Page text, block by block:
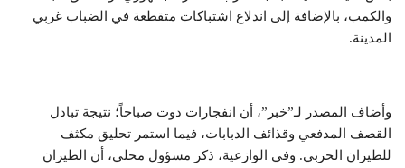
والكمب، بالإضافة إلى اندلاع اشتباكات متقطعة في الضباب غربي
المدينة.
وأضاف المصدر لـ”خبر”، أن انفجارات دوت صباحاً؛ نتيجة تبادل
القصف المدفعي وقذائف الدبابات، فيما استمر تحليق مكثف
للطيران الحربي. وفي الوازعية، ذكر مسؤول محلي، أن الطيران